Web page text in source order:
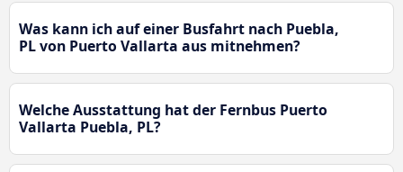
Was kann ich auf einer Busfahrt nach Puebla,
PL von Puerto Vallarta aus mitnehmen?
Welche Ausstattung hat der Fernbus Puerto
Vallarta Puebla, PL?